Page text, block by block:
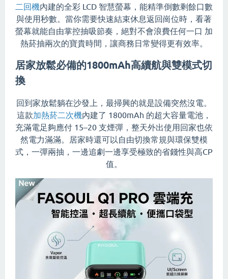
二回機內建的全彩 LCD 智慧螢幕，能精準倒數剩餘口數
與使用秒數。當你需要快速結束休息返回崗位時，看著
螢幕就能自由掌控抽吸節奏，絕對不會浪費任何一口 加
熱菸抽兩次的寶貴時間，讓商務日常變得更有效率。
居家放鬆必備的1800mAh高續航與雙模式切
換
回到家放鬆躺在沙發上，最掃興的就是設備突然沒電。
這款加熱菸二次機內建了 1800mAh 的超大容量電池，
充滿電足夠應付 15–20 支煙彈，整天外出使用回家也依
然電力滿滿。居家時還可以自由切換常規與環保雙模
式，一彈兩抽，一邊追劇一邊享受極致的省錢性與高CP
值。